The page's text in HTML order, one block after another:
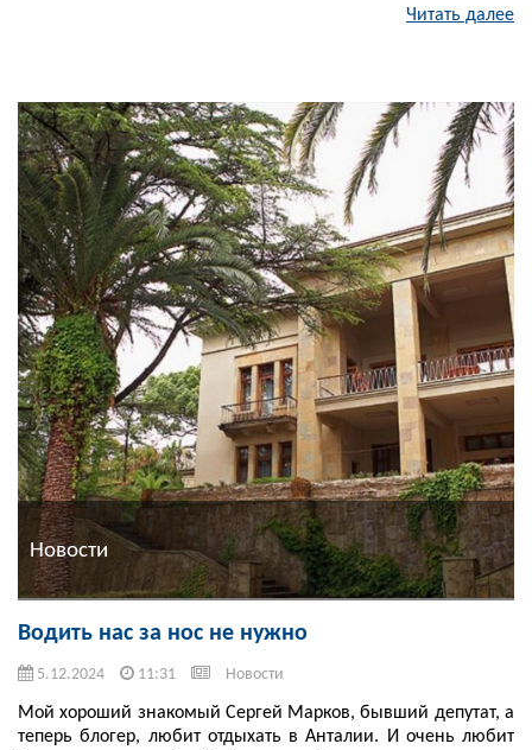
Читать далее
Новости
Водить нас за нос не нужно
5.12.2024 11:31 Новости
Мой хороший знакомый Сергей Марков, бывший депутат, а
теперь блогер, любит отдыхать в Анталии. И очень любит